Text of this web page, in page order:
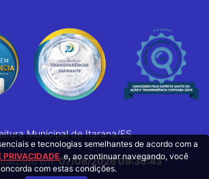
Municipal de Itarana/ES
em:07/08/2026 09:30:43
e tecnologias semelhantes de acordo com a
PRIVACIDADEe, ao continuar navegando, você
com estas condições.